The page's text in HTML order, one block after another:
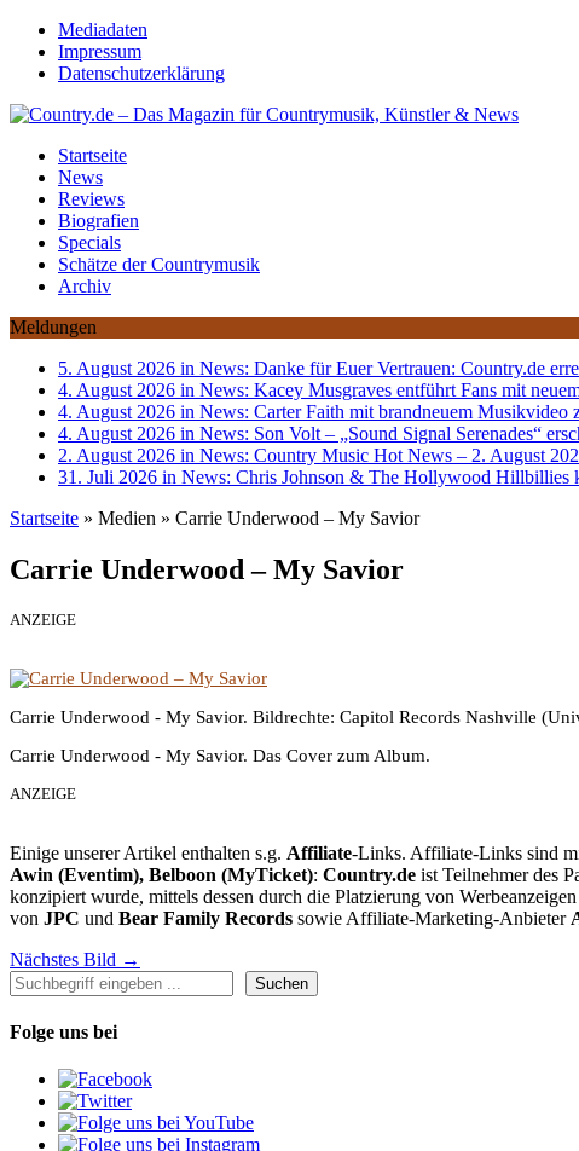
Mediadaten
Impressum
Datenschutzerklärung
Startseite
News
Reviews
Biografien
Specials
Schätze der Countrymusik
Archiv
Meldungen
5. August 2026 in News: Danke für Euer Vertrauen: Country.de
4. August 2026 in News: Kacey Musgraves entführt Fans mit
4. August 2026 in News: Carter Faith mit brandneuem Musikvideo
4. August 2026 in News: Son Volt – „Sound Signal Serenades“
2. August 2026 in News: Country Music Hot News – 2. August
31. Juli 2026 in News: Chris Johnson & The Hollywood Hillbillies
Startseite » Medien » Carrie Underwood – My Savior
Carrie Underwood – My Savior
ANZEIGE
Carrie Underwood - My Savior. Bildrechte: Capitol Records Nashville
Carrie Underwood - My Savior. Das Cover zum Album.
ANZEIGE
Einige unserer Artikel enthalten s.g. Affiliate-Links. Affiliate-Links sind
Awin (Eventim), Belboon (MyTicket): Country.de ist Teilnehmer des
konzipiert wurde, mittels dessen durch die Platzierung von
von JPC und Bear Family Records sowie Affiliate-Marketing-Anbieter
Nächstes Bild →
Suchen
Suchen
Folge uns bei